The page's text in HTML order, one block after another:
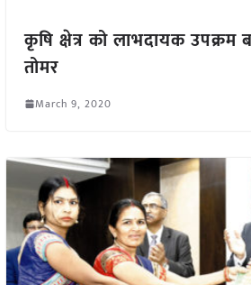
कृषि क्षेत्र को लाभदायक उपक्रम
तोमर
March 9, 2020